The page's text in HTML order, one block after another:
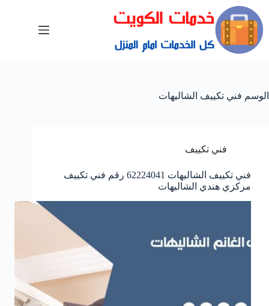
الوسم فني تكييف الشاليهات
فني تكييف
فني تكييف الشاليهات 62224041 رقم فني تكييف
مركزي هندي الشاليهات